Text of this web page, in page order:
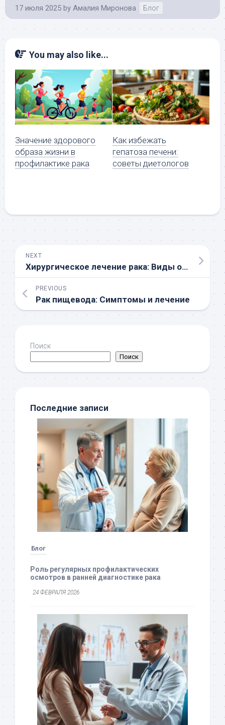
17 июля 2025 by Амалия Миронова Блог
You may also like...
Значение здорового
образа жизни в
профилактике рака
Как избежать
гепатоза печени:
советы диетологов
NEXT
Хирургическое лечение рака: Виды операций и особенности
PREVIOUS
Рак пищевода: Симптомы и лечение
Поиск
Поиск
Последние записи
Блог
Роль регулярных профилактических
осмотров в ранней диагностике рака
24 ФЕВРАЛЯ 2026